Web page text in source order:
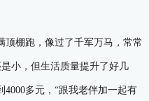
棚跑，像过了千军万马，常常
小，但生活质量提升了好几
多元，“跟我老伴加一起有